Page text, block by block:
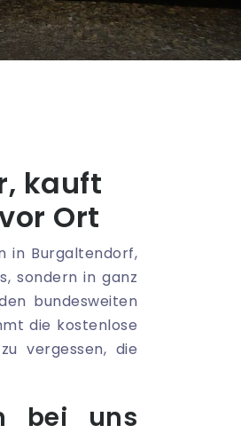
kauft
Ort
in Burgaltendorf,
sondern in ganz
bundesweiten
die kostenlose
vergessen, die
bei uns